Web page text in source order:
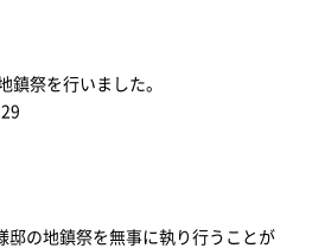
鎮祭を行いました。
邸の地鎮祭を無事に執り行うことが